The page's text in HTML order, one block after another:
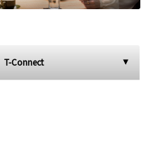
T-Connect